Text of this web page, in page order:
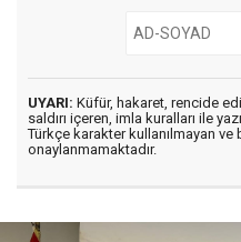
UYARI: Küfür, hakaret, rencide
saldırı içeren, imla kuralları ile
Türkçe karakter kullanılmayan ve
onaylanmamaktadır.